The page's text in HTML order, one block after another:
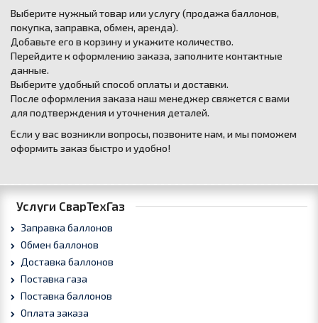
Выберите нужный товар или услугу (продажа баллонов,
покупка, заправка, обмен, аренда).
Добавьте его в корзину и укажите количество.
Перейдите к оформлению заказа, заполните контактные
данные.
Выберите удобный способ оплаты и доставки.
После оформления заказа наш менеджер свяжется с вами
для подтверждения и уточнения деталей.
Если у вас возникли вопросы, позвоните нам, и мы поможем
оформить заказ быстро и удобно!
Услуги СварТехГаз
Заправка баллонов
Обмен баллонов
Доставка баллонов
Поставка газа
Поставка баллонов
Оплата заказа